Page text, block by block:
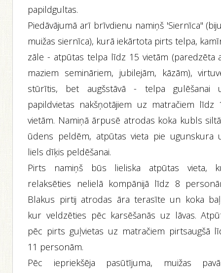
papildgultas.
Piedāvājumā arī brīvdienu namiņš 'Siernīca"
muižas siernīca), kurā iekārtota pirts telpa,
zāle - atpūtas telpa līdz 15 vietām (paredzēta
maziem semināriem, jubilejām, kāzām),
stūrītis, bet augšstāvā - telpa gulēšanai
papildvietas nakšņotājiem uz matračiem līdz
vietām. Namiņā ārpusē atrodas koka kubls
ūdens peldēm, atpūtas vieta pie ugunskura
liels dīķis peldēšanai.
Pirts namiņš būs lieliska atpūtas vieta,
relaksēties nelielā kompānijā līdz 8
Blakus pirtij atrodas āra terasīte un koka
kur veldzēties pēc karsēšanās uz lāvas.
pēc pirts guļvietas uz matračiem pirtsaugšā
11 personām.
Pēc iepriekšēja pasūtījuma, muižas